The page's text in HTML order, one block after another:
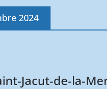
2024
Jacut-de-la-